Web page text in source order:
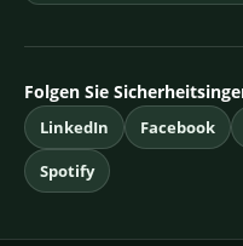
Folgen Sie
LinkedIn Facebook
Spotify